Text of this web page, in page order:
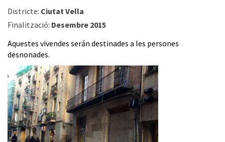
Districte: Ciutat Vella
Finalització: Desembre 2015
Aquestes vivendes serán destinades a les persones
desnonades.